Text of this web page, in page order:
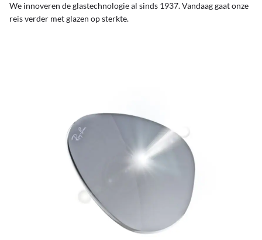
We innoveren de glastechnologie al sinds 1937. Vandaag gaat onze
reis verder met glazen op sterkte.